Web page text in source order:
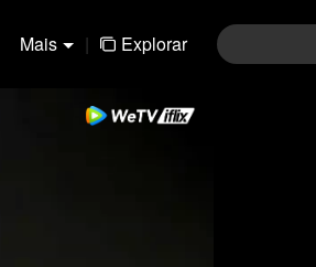
Mais | Explorar